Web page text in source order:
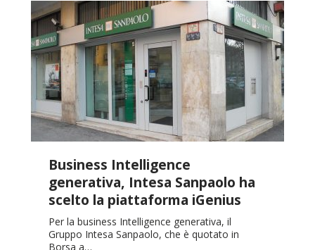
Business Intelligence
generativa, Intesa Sanpaolo ha
scelto la piattaforma iGenius
Per la business Intelligence generativa, il
Gruppo Intesa Sanpaolo, che è quotato in
Borsa a…